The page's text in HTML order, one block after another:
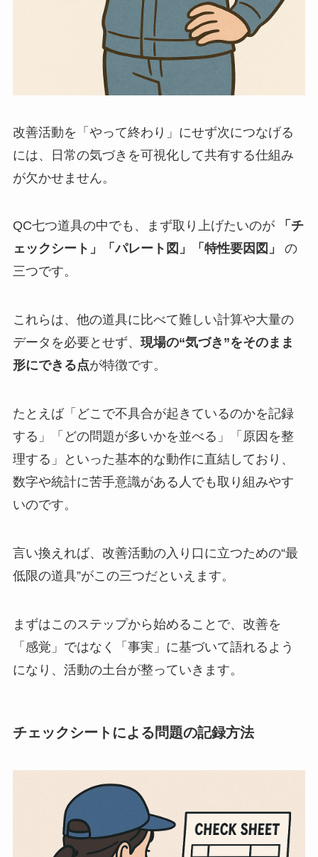
改善活動を「やって終わり」にせず次につなげる
には、日常の気づきを可視化して共有する仕組み
が欠かせません。
QC七つ道具の中でも、まず取り上げたいのが
「チ
ェックシート」「パレート図」「特性要因図」
の
三つです。
これらは、他の道具に比べて難しい計算や大量の
データを必要とせず、 現場の“気づき”をそのまま
形にできる点が特徴です。
たとえば「どこで不具合が起きているのかを記録
する」「どの問題が多いかを並べる」「原因を整
理する」といった基本的な動作に直結しており、
数字や統計に苦手意識がある人でも取り組みやす
いのです。
言い換えれば、改善活動の入り口に立つための“最
低限の道具”がこの三つだといえます。
まずはこのステップから始めることで、改善を
「感覚」ではなく「事実」に基づいて語れるよう
になり、活動の土台が整っていきます。
チェックシートによる問題の記録方法